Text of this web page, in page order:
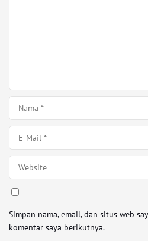
Simpan nama, email, dan situs web
komentar saya berikutnya.